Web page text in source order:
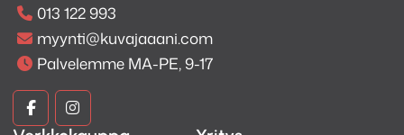
Äänenlaatu, joka ei pelkää säätä
Monitor Audio on tunnettu äänen neutraaliudesta ja
dynamiikasta – eikä AWC265 tee poikkeusta. 6.5″ C-
CAM basso toistaa sävykästä ja napakkaa matalaa
013 122 993
myynti@kuvajaaani.com
Palvelemme MA-PE, 9-17
KuvaKuva